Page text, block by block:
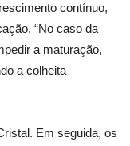
contínuo,
“No caso da
a maturação,
a colheita
Em seguida, os